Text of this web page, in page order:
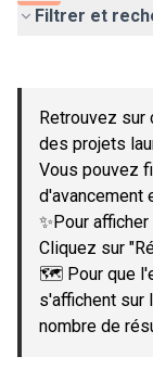
Filtrer et
−
Retrouvez sur
des projets
Vous pouvez
d'avancement
✨Pour
Cliquez sur
🗺️ Pour que
s'affichent sur
nombre de